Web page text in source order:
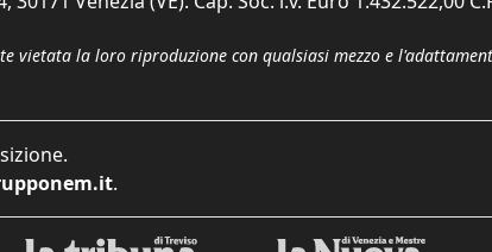
vietata la loro riproduzione con qualsiasi mezzo e
.